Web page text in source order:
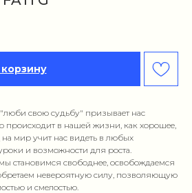
свою судьбу" призывает нас
происходит в нашей жизни, как хорошее,
на мир учит нас видеть в любых
и возможности для роста.
становимся свободнее, освобождаемся
невероятную силу, позволяющую
и смелостью.